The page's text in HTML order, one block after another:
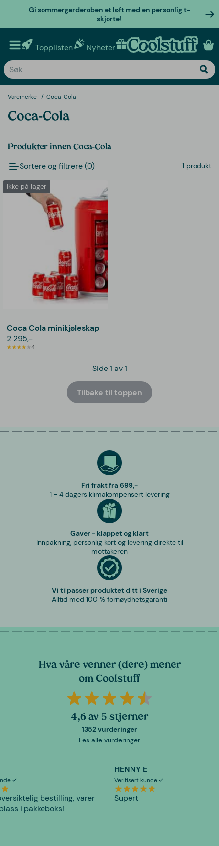
Gi sommergarderoben et løft med en personlig t-
skjorte!
Topplisten Nyheter Personlige gaver
Varemerke Coca-Cola
Coca-Cola
Produkter innen Coca-Cola
Sortere og filtrere (0) 1 produkt
Ikke på lager
Coca Cola minikjøleskap
2 295,-
4
Side 1 av 1
Tilbake til toppen
Fri frakt fra 699,-
1 - 4 dagers klimakompensert levering
Gaver - klappet og klart
Innpakning, personlig kort og levering direkte til
mottakeren
Vi tilpasser produktet ditt i Sverige
Alltid med 100 % fornøydhetsgaranti
Hva våre venner (dere) mener
om Coolstuff
4,6 av 5 stjerner
1352 vurderinger
Les alle vurderinger
bestilling, varer
i pakkeboks!
HENNY E
Verifisert kunde
Supert